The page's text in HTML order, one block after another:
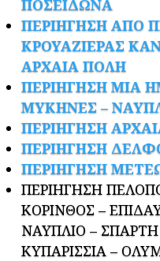
ΠΟΣΕΙΔΩΝΑ
ΠΕΡΙΗΓΗΣΗ ΑΠΟ
ΚΡΟΥΑΖΙΕΡΑΣ
ΑΡΧΑΙΑ ΠΟΛΗ
ΠΕΡΙΗΓΗΣΗ ΜΙΑ
ΜΥΚΗΝΕΣ –
ΠΕΡΙΗΓΗΣΗ
ΠΕΡΙΗΓΗΣΗ
ΠΕΡΙΗΓΗΣΗ
ΠΕΡΙΗΓΗΣΗ
ΚΟΡΙΝΘΟΣ –
ΝΑΥΠΛΙΟ –
ΚΥΠΑΡΙΣΣΙΑ –